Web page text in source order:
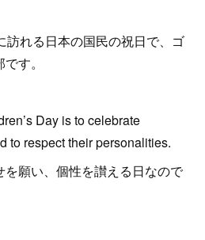
訪れる日本の国民の祝日で、ゴ
す。
Day is to celebrate
to respect their personalities.
願い、個性を讃える日なので